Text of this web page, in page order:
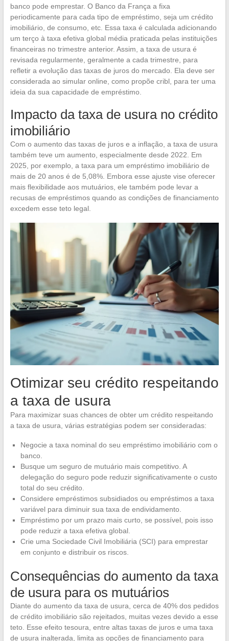
banco pode emprestar. O Banco da França a fixa
periodicamente para cada tipo de empréstimo, seja um crédito
imobiliário, de consumo, etc. Essa taxa é calculada adicionando
um terço à taxa efetiva global média praticada pelas instituições
financeiras no trimestre anterior. Assim, a taxa de usura é
revisada regularmente, geralmente a cada trimestre, para
refletir a evolução das taxas de juros do mercado. Ela deve ser
considerada ao simular online, como propõe cribl, para ter uma
ideia da sua capacidade de empréstimo.
Impacto da taxa de usura no crédito
imobiliário
Com o aumento das taxas de juros e a inflação, a taxa de usura
também teve um aumento, especialmente desde 2022. Em
2025, por exemplo, a taxa para um empréstimo imobiliário de
mais de 20 anos é de 5,08%. Embora esse ajuste vise oferecer
mais flexibilidade aos mutuários, ele também pode levar a
recusas de empréstimos quando as condições de financiamento
excedem esse teto legal.
Otimizar seu crédito respeitando
a taxa de usura
Para maximizar suas chances de obter um crédito respeitando
a taxa de usura, várias estratégias podem ser consideradas:
Negocie a taxa nominal do seu empréstimo imobiliário com o
banco.
Busque um seguro de mutuário mais competitivo. A
delegação do seguro pode reduzir significativamente o custo
total do seu crédito.
Considere empréstimos subsidiados ou empréstimos a taxa
variável para diminuir sua taxa de endividamento.
Empréstimo por um prazo mais curto, se possível, pois isso
pode reduzir a taxa efetiva global.
Crie uma Sociedade Civil Imobiliária (SCI) para emprestar
em conjunto e distribuir os riscos.
Consequências do aumento da taxa
de usura para os mutuários
Diante do aumento da taxa de usura, cerca de 40% dos pedidos
de crédito imobiliário são rejeitados, muitas vezes devido a esse
teto. Esse efeito tesoura, entre altas taxas de juros e uma taxa
de usura inalterada, limita as opções de financiamento para